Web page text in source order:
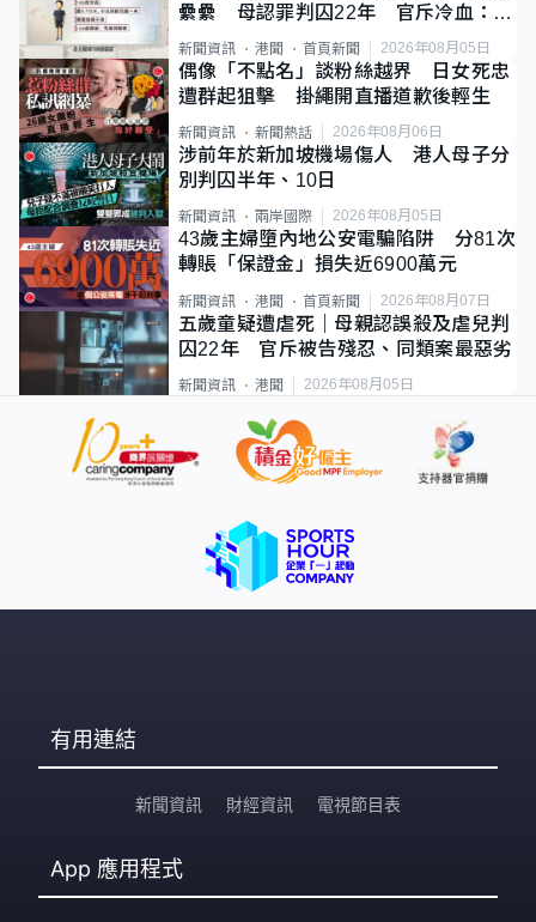
纍纍 母認罪判囚22年 官斥冷血：同
類案最惡劣
新聞資訊 港聞 首頁新聞 2026年08月05日
偶像「不點名」談粉絲越界 日女死忠
遭群起狙擊 掛繩開直播道歉後輕生
新聞資訊 新聞熱話 2026年08月06日
涉前年於新加坡機場傷人 港人母子分
別判囚半年、10日
新聞資訊 兩岸國際 2026年08月05日
43歲主婦墮內地公安電騙陷阱 分81次
轉賬「保證金」損失近6900萬元
新聞資訊 港聞 首頁新聞 2026年08月07日
五歲童疑遭虐死｜母親認誤殺及虐兒判
囚22年 官斥被告殘忍、同類案最惡劣
新聞資訊 港聞 2026年08月05日
有用連結
新聞資訊 財經資訊 電視節目表
App 應用程式